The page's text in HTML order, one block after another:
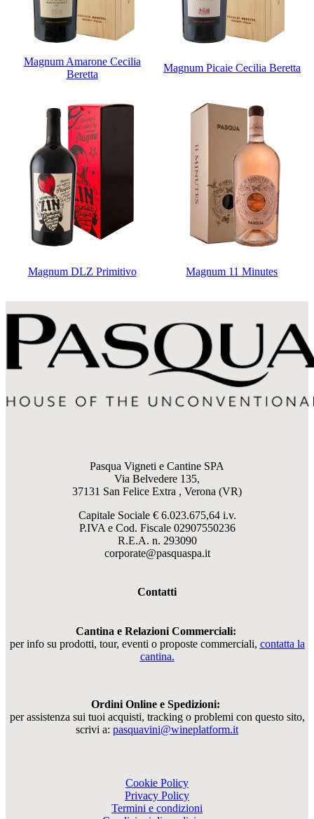
Magnum Amarone Cecilia
Beretta
Magnum Picaie Cecilia Beretta
Magnum DLZ Primitivo Magnum 11 Minutes
Pasqua Vigneti e Cantine SPA
Via Belvedere 135,
37131 San Felice Extra , Verona (VR)
Capitale Sociale € 6.023.675,64 i.v.
P.IVA e Cod. Fiscale 02907550236
R.E.A. n. 293090
corporate@pasquaspa.it
Contatti
Cantina e Relazioni Commerciali:
per info su prodotti, tour, eventi o proposte commerciali, contatta la
cantina.
Ordini Online e Spedizioni:
per assistenza sui tuoi acquisti, tracking o problemi con questo sito,
scrivi a: pasquavini@wineplatform.it
Cookie Policy
Privacy Policy
Termini e condizioni